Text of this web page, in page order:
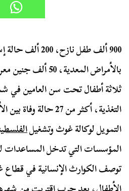
بالأمراض
ثلاثة أطفال تحت سن العامين في
التمويل لوكالة غوث وتشغيل
المؤسسات التي تدخل المساعدات
توصف الكوارث الإنسانية في قطاع